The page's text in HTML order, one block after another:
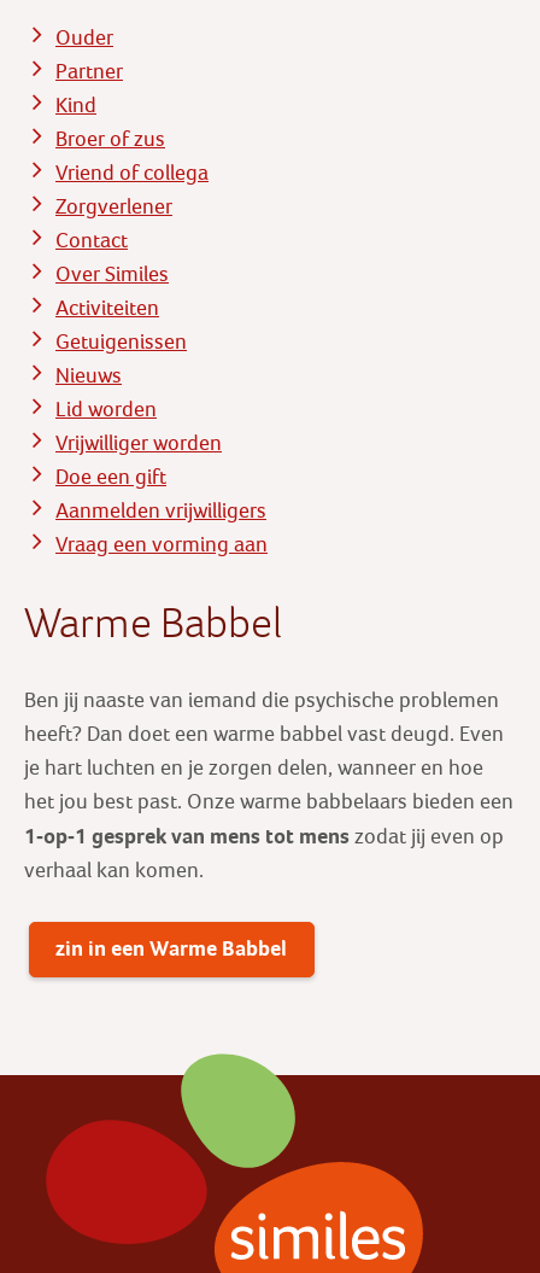
Ouder
Partner
Kind
Broer of zus
Vriend of collega
Zorgverlener
Contact
Over Similes
Activiteiten
Getuigenissen
Nieuws
Lid worden
Vrijwilliger worden
Doe een gift
Aanmelden vrijwilligers
Vraag een vorming aan
Warme Babbel
Ben jij naaste van iemand die psychische problemen
heeft? Dan doet een warme babbel vast deugd. Even
je hart luchten en je zorgen delen, wanneer en hoe
het jou best past. Onze warme babbelaars bieden een
1-op-1 gesprek van mens tot mens zodat jij even op
verhaal kan komen.
zin in een Warme Babbel